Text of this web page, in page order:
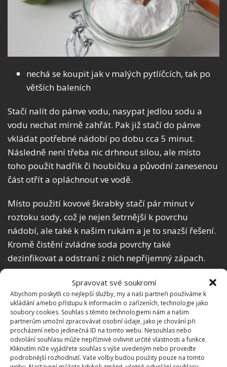
Spravovat své soukromí
Abychom poskytli co nejlepší služby, my a naši partneři používáme k
ukládání a/nebo přístupu k informacím o zařízeních, technologie jako
soubory cookies. Souhlas s těmito technologiemi nám a našim
partnerům umožní zpracovávat osobní údaje, jako je chování při
procházení nebo jedinečná ID na tomto webu. Nesouhlas nebo
odvolání souhlasu může nepříznivě ovlivnit určité vlastnosti a funkce.
Kliknutím níže vyjádřete souhlas s výše uvedeným nebo proveďte
podrobnější rozhodnutí. Vaše volby budou použity pouze na tomto
nechá se koupit jak v malých pytlíčcích, tak po
větších baleních
Stačí nalít do pánve vodu, nasypat jedlou sodu a
vodu nechat mírně zahřát. Pak již stačí do pánve
vkládat potřebné nádobí po dobu cca 5 minut.
Následně není třeba nic drhnout silou, ale místo
toho použít hadřík či houbičku a původní zanesenou
část otřít a opláchnout ve vodě.
Místo použití kovové škrabky stačí pár minut v
roztoku sody, což je nejen šetrnější k povrchu
nádobí, ale také k našim rukám a je to snazší řešení.
Kromě čistění zvládne soda povrchy také
dezinfikovat a odstraní z nich nepříjemný zápach.
Dejte pozor na hliník a sklo
Tento způsob odstraňování špíny však nelze použít
na zcela všechny povrchy. Výjimkou je hliník. Ten se
totiž se sodou dostane do chemické reakce a při
tomto procesu ztmavne a vybledne. Sice z nádobí
zmizí zašlá mastnota, ovšem zmizí původní lesk.